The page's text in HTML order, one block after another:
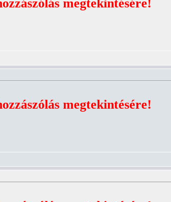
megtekintésére!
megtekintésére!